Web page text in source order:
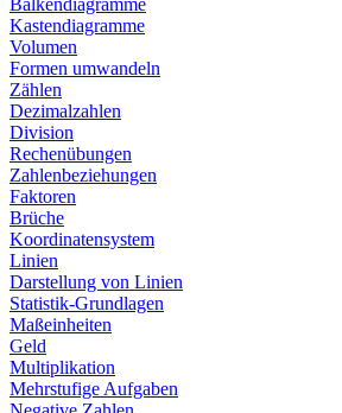
Balkendiagramme
Kastendiagramme
Volumen
Formen umwandeln
Zählen
Dezimalzahlen
Division
Rechenübungen
Zahlenbeziehungen
Faktoren
Brüche
Koordinatensystem
Linien
Darstellung von Linien
Statistik-Grundlagen
Maßeinheiten
Geld
Multiplikation
Mehrstufige Aufgaben